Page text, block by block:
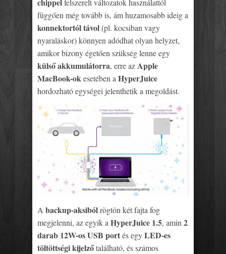
chippelfelszerelt változatok használattól
függően még tovább is, ám huzamosabb ideig a
konnektortól távol(pl. kocsiban vagy
nyaraláskor) könnyen adódhat olyan helyzet,
amikor bizony égetően szükség lenne egy
külső akkumulátorra, erre azApple
MacBook-okesetében aHyperJuice
hordozható egységei jelenthetik a megoldást.
A backup-aksibólrögtön két fajta fog
megjelenni, az egyik a HyperJuice 1.5, amin 2
darab 12W-os USB portés egyLED-es
töltöttségi kijelzőtalálható, és számos